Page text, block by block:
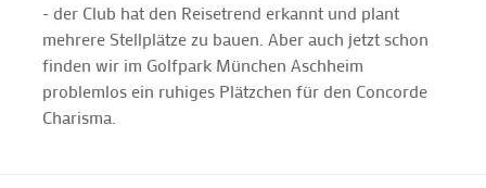
- der Club hat den Reisetrend erkannt und plant
mehrere Stellplätze zu bauen. Aber auch jetzt schon
finden wir im Golfpark München Aschheim
problemlos ein ruhiges Plätzchen für den Concorde
Charisma.